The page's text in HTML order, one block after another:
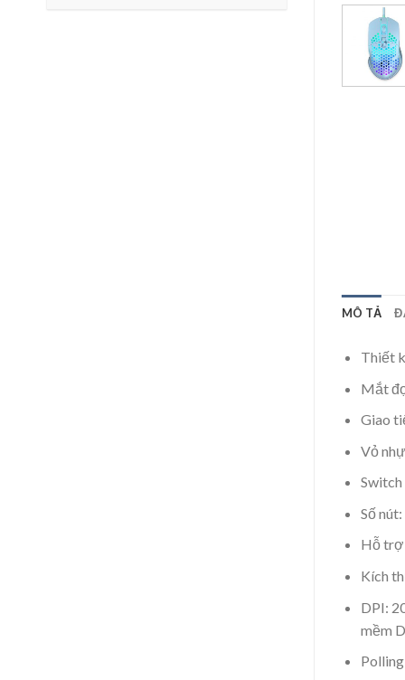
MÔ TẢ
Thiết
Mắt
Giao
Vỏ
Switch
Số nút:
Hỗ trợ
Kích
DPI:
mềm